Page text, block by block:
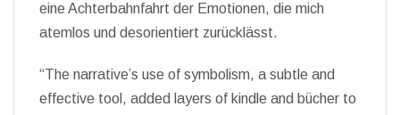
eine Achterbahnfahrt der Emotionen, die mich
atemlos und desorientiert zurücklässt.
“The narrative’s use of symbolism, a subtle and
effective tool, added layers of kindle and bücher to